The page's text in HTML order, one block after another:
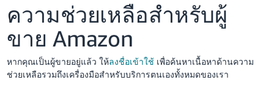
English
中
文
ความช่วยเหลือสำหรับผู้
ขาย Amazon
หากคุณเป็นผู้ขายอยู่แล้ว ให้ลงชื่อเข้าใช้ เพื่อค้นหาเนื้อหาด้านความ
ช่วยเหลือรวมถึงเครื่องมือสำหรับบริการตนเองทั้งหมดของเรา